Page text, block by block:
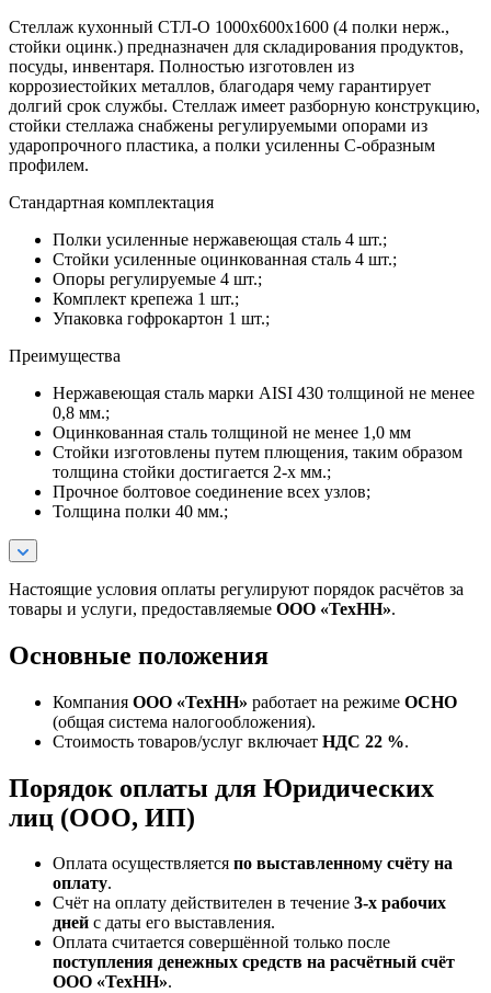
Стеллаж кухонный СТЛ-О 1000х600х1600 (4 полки нерж.,
стойки оцинк.) предназначен для складирования продуктов,
посуды, инвентаря. Полностью изготовлен из
коррозиестойких металлов, благодаря чему гарантирует
долгий срок службы. Стеллаж имеет разборную конструкцию,
стойки стеллажа снабжены регулируемыми опорами из
ударопрочного пластика, а полки усиленны С-образным
профилем.
Стандартная комплектация
Полки усиленные нержавеющая сталь 4 шт.;
Стойки усиленные оцинкованная сталь 4 шт.;
Опоры регулируемые 4 шт.;
Комплект крепежа 1 шт.;
Упаковка гофрокартон 1 шт.;
Преимущества
Нержавеющая сталь марки AISI 430 толщиной не менее
0,8 мм.;
Оцинкованная сталь толщиной не менее 1,0 мм
Стойки изготовлены путем плющения, таким образом
толщина стойки достигается 2-х мм.;
Прочное болтовое соединение всех узлов;
Толщина полки 40 мм.;
Настоящие условия оплаты регулируют порядок расчётов за
товары и услуги, предоставляемые ООО «ТехНН».
Основные положения
Компания ООО «ТехНН» работает на режиме ОСНО
(общая система налогообложения).
Стоимость товаров/услуг включает НДС 22 %.
Порядок оплаты для Юридических
лиц (ООО, ИП)
Оплата осуществляется по выставленному счёту на
оплату.
Счёт на оплату действителен в течение 3‑х рабочих
дней с даты его выставления.
Оплата считается совершённой только после
поступления денежных средств на расчётный счёт
ООО «ТехНН».